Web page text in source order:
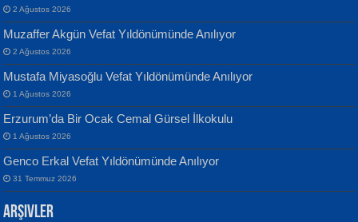
EKREM KARABABA
İsmail Aydos
İnkisar...
2 Ağustos 2026
Muzaffer Akgün Vefat Yıldönümünde Anılıyor
2 Ağustos 2026
Mustafa Miyasoğlu Vefat Yıldönümünde Anılıyor
1 Ağustos 2026
Erzurum’da Bir Ocak Cemal Gürsel İlkokulu
1 Ağustos 2026
Genco Erkal Vefat Yıldönümünde Anılıyor
31 Temmuz 2026
Arşivler